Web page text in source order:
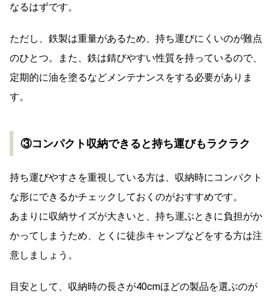
なるはずです。
ただし、鉄製は重量があるため、持ち運びにくいのが難点
のひとつ。また、鉄は錆びやすい性質を持っているので、
定期的に油を塗るなどメンテナンスをする必要がありま
す。
③コンパクト収納できると持ち運びもラクラク
持ち運びやすさを重視している方は、収納時にコンパクト
な形にできるかチェックしておくのがおすすめです。
あまりに収納サイズが大きいと、持ち運ぶときに負担がか
かってしまうため、とくに徒歩キャンプなどをする方は注
意しましょう。
目安として、収納時の長さが40cmほどの製品を選ぶのが